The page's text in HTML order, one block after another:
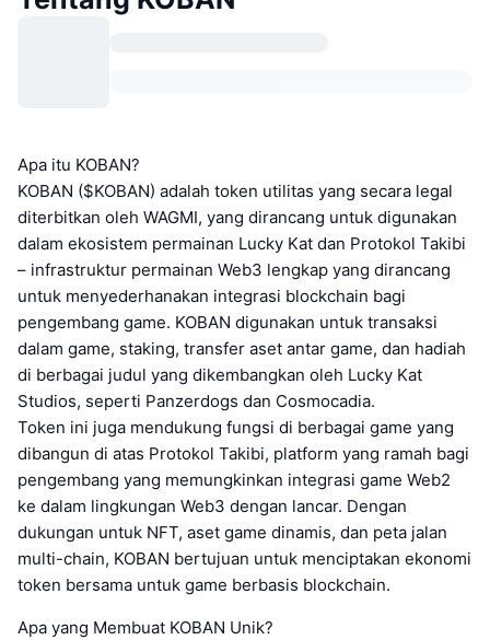
Apa itu KOBAN?
KOBAN ($KOBAN) adalah token utilitas yang secara legal
diterbitkan oleh WAGMI, yang dirancang untuk digunakan
dalam ekosistem permainan Lucky Kat dan Protokol Takibi
– infrastruktur permainan Web3 lengkap yang dirancang
untuk menyederhanakan integrasi blockchain bagi
pengembang game. KOBAN digunakan untuk transaksi
dalam game, staking, transfer aset antar game, dan hadiah
di berbagai judul yang dikembangkan oleh Lucky Kat
Studios, seperti Panzerdogs dan Cosmocadia.
Token ini juga mendukung fungsi di berbagai game yang
dibangun di atas Protokol Takibi, platform yang ramah bagi
pengembang yang memungkinkan integrasi game Web2
ke dalam lingkungan Web3 dengan lancar. Dengan
dukungan untuk NFT, aset game dinamis, dan peta jalan
multi-chain, KOBAN bertujuan untuk menciptakan ekonomi
token bersama untuk game berbasis blockchain.
Apa yang Membuat KOBAN Unik?